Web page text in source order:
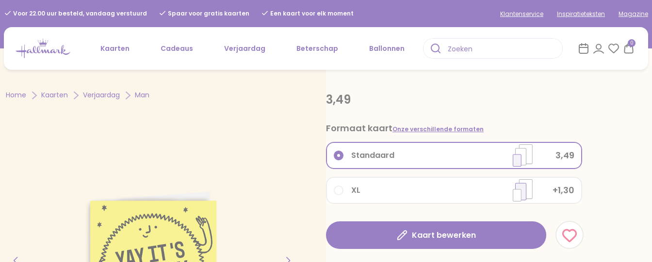
Voor 22.00 uur besteld, vandaag verstuurd Spaar voor gratis kaarten Een kaart voor elk moment Klantenservice Inspiratieteksten Magazine
Kaarten Cadeaus Verjaardag Beterschap Ballonnen
0
Home Kaarten Verjaardag Man 3,49
Formaat kaartOnze verschillende formaten
XL +1,30
Standaard 3,49
Kaart bewerken